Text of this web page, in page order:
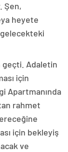
Şen,
heyete
gelecekteki
geçti. Adaletin
için
Apartmanında
rahmet
için bekleyiş
ve